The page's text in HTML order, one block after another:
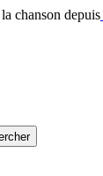
chanson depuis